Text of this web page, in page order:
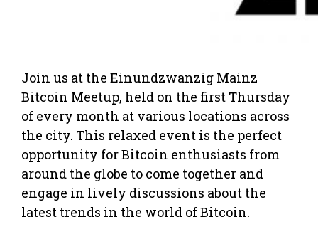
Join us at the Einundzwanzig Mainz
Bitcoin Meetup, held on the first Thursday
of every month at various locations across
the city. This relaxed event is the perfect
opportunity for Bitcoin enthusiasts from
around the globe to come together and
engage in lively discussions about the
latest trends in the world of Bitcoin.